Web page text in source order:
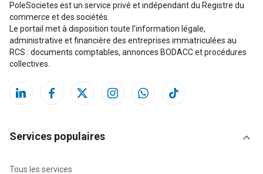
PoleSocietes est un service privé et indépendant du Registre du
commerce et des sociétés.
Le portail met à disposition toute l'information légale,
administrative et financière des entreprises immatriculées au
RCS : documents comptables, annonces BODACC et procédures
collectives.
Services populaires
Tous les services